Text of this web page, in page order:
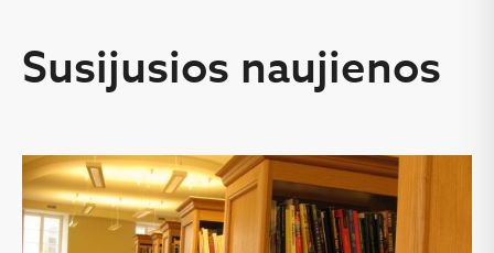
Susijusios naujienos